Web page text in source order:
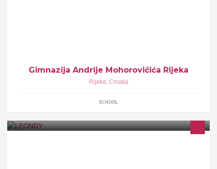
Gimnazija Andrije Mohorovičića Rijeka
Rijeka, Croatia
SCHOOL